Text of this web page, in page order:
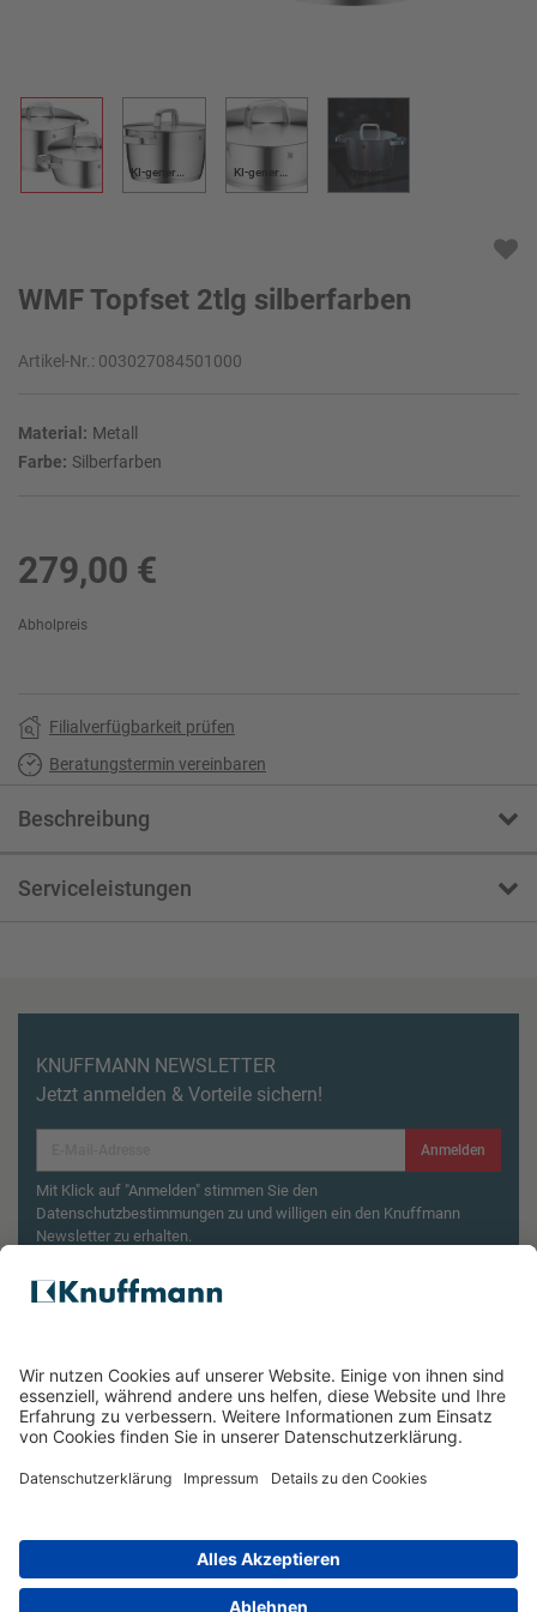
KI-generiert KI-generiert KI-generiert
WMF Topfset 2tlg silberfarben
Artikel-Nr.: 003027084501000
Material: Metall
Farbe: Silberfarben
279,00 €
Abholpreis
Filialverfügbarkeit prüfen
Beratungstermin vereinbaren
Beschreibung
Serviceleistungen
KNUFFMANN NEWSLETTER
Jetzt anmelden & Vorteile sichern!
Anmelden
Mit Klick auf "Anmelden" stimmen Sie den
Datenschutzbestimmungen zu und willigen ein den Knuffmann
Newsletter zu erhalten.
Aktionsbedingungen¹
Wasserkocher